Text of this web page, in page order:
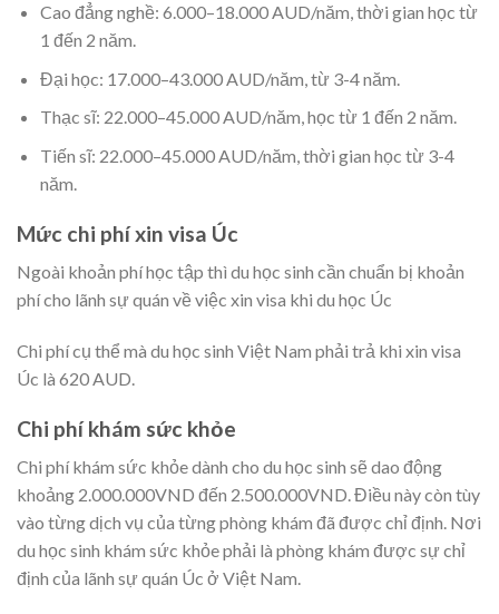
Cao đẳng nghề: 6.000–18.000 AUD/năm, thời gian học từ
1 đến 2 năm.
Đại học: 17.000–43.000 AUD/năm, từ 3-4 năm.
Thạc sĩ: 22.000–45.000 AUD/năm, học từ 1 đến 2 năm.
Tiến sĩ: 22.000–45.000 AUD/năm, thời gian học từ 3-4
năm.
Mức chi phí xin visa Úc
Ngoài khoản phí học tập thì du học sinh cần chuẩn bị khoản
phí cho lãnh sự quán về việc xin visa khi du học Úc
Chi phí cụ thể mà du học sinh Việt Nam phải trả khi xin visa
Úc là 620 AUD.
Chi phí khám sức khỏe
Chi phí khám sức khỏe dành cho du học sinh sẽ dao động
khoảng 2.000.000VND đến 2.500.000VND. Điều này còn tùy
vào từng dịch vụ của từng phòng khám đã được chỉ định. Nơi
du học sinh khám sức khỏe phải là phòng khám được sự chỉ
định của lãnh sự quán Úc ở Việt Nam.